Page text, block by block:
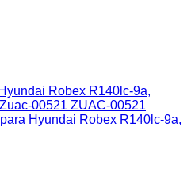
Hyundai Robex R140lc-9a,
00521 ZUAC-00521
Hyundai Robex R140lc-9a,